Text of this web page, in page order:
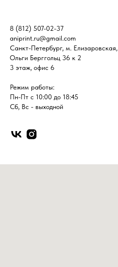
8 (812) 507-02-37
aniprint.ru@gmail.com
Санкт-Петербург, м. Елизаровская,
Ольги Берггольц 36 к 2
3 этаж, офис 6
Режим работы:
Пн-Пт с 10:00 до 18:45
Сб, Вс - выходной